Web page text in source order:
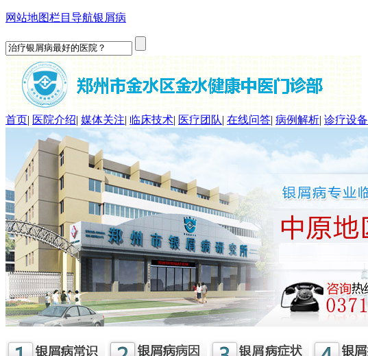
网站地图栏目导航银屑病
首页| 医院介绍| 媒体关注| 临床技术| 医疗团队| 在线问答| 病例解析| 诊疗设备